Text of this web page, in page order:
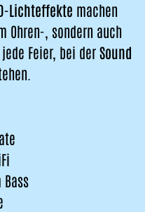
Lichteffekte machen
Ohren-, sondern auch
jede Feier, bei derSound